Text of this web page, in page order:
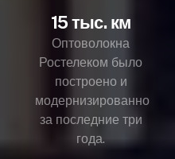
15 тыс. км
Оптоволокна
Ростелеком было
построено и
модернизированно
за последние три
года.